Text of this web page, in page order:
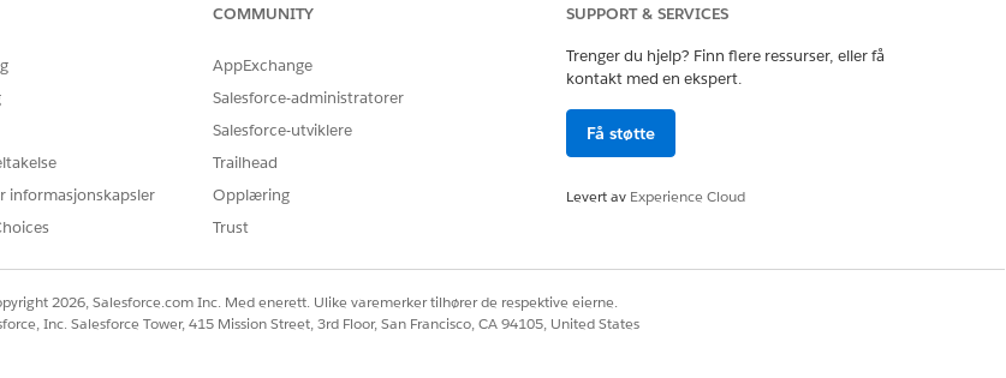
som er tilgjengelig for behandling av agenter:
BESKRIVELSE
Viser alle enheter der oppdagelsesagenter er installert. Inkluderer
detaljer som vertsnavn, operativsystem, versjon, siste skannetid,
siste innsjekking og status. Bruk denne listen til å overvåke
miljøer.
oppdateringer til CMDB. Bruk dette alternativet til å justere
intervaller gir nær sanntidsoppdateringer, mens lengre intervaller
reduserer nettverksbelastningen.
informasjonskapsler
COMMUNITY
AppExchange
Salesforce-administratorer
Salesforce-utviklere
Trailhead
Opplæring
Trust
SUPPORT & SERVICES
Trenger du hjelp? Finn flere ressurser, eller få
kontakt med en ekspert.
Få støtte
Levert av Experience Cloud
2026, Salesforce.com Inc. Med enerett. Ulike varemerker tilhører de respektive eierne.
Inc. Salesforce Tower, 415 Mission Street, 3rd Floor, San Francisco, CA 94105, United States